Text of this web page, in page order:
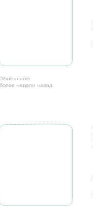
более недели назад